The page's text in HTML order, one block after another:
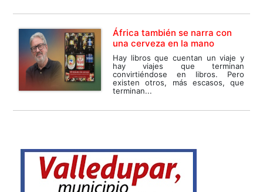
África también se narra con
una cerveza en la mano
Hay libros que cuentan un viaje y
hay viajes que terminan
convirtiéndose en libros. Pero
existen otros, más escasos, que
terminan...